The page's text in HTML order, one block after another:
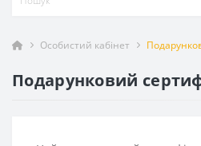
Особистий кабінет
Подарунковий